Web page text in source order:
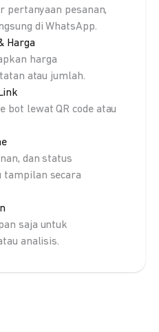
pertanyaan pesanan,
di WhatsApp.
Harga
harga
atau jumlah.
bot lewat QR code atau
dan status
tampilan secara
saja untuk
analisis.